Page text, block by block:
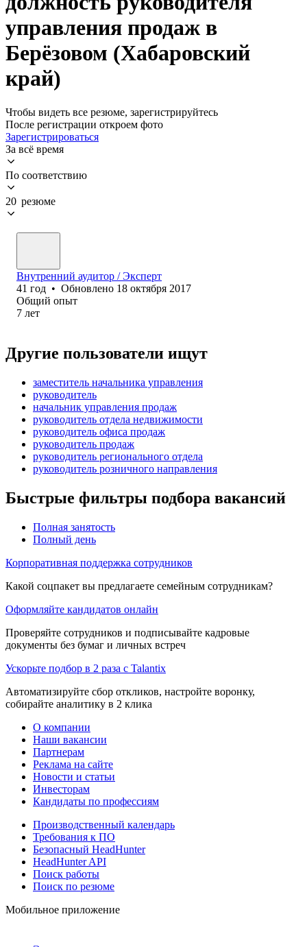
управления продаж в
Берёзовом (Хабаровский
край)
Чтобы видеть все резюме, зарегистрируйтесь
После регистрации откроем фото
Зарегистрироваться
За всё время
По соответствию
20 резюме
Внутренний аудитор / Эксперт
41 год • Обновлено 18 октября 2017
Общий опыт
7 лет
Другие пользователи ищут
заместитель начальника управления
руководитель
начальник управления продаж
руководитель отдела недвижимости
руководитель офиса продаж
руководитель продаж
руководитель регионального отдела
руководитель розничного направления
Быстрые фильтры подбора вакансий
Полная занятость
Полный день
Корпоративная поддержка сотрудников
Какой соцпакет вы предлагаете семейным сотрудникам?
Оформляйте кандидатов онлайн
Проверяйте сотрудников и подписывайте кадровые
документы без бумаг и личных встреч
Ускорьте подбор в 2 раза с Talantix
Автоматизируйте сбор откликов, настройте воронку,
собирайте аналитику в 2 клика
О компании
Наши вакансии
Партнерам
Реклама на сайте
Новости и статьи
Инвесторам
Кандидаты по профессиям
Производственный календарь
Требования к ПО
Безопасный HeadHunter
HeadHunter API
Поиск работы
Поиск по резюме
Мобильное приложение